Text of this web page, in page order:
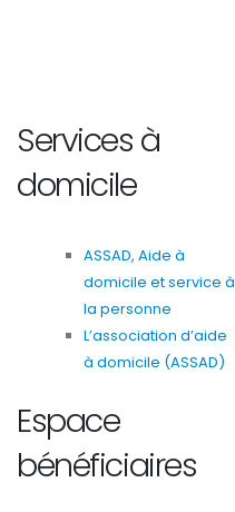
Services à
domicile
ASSAD, Aide à
domicile et service à
la personne
L’association d’aide
à domicile (ASSAD)
Espace
bénéficiaires